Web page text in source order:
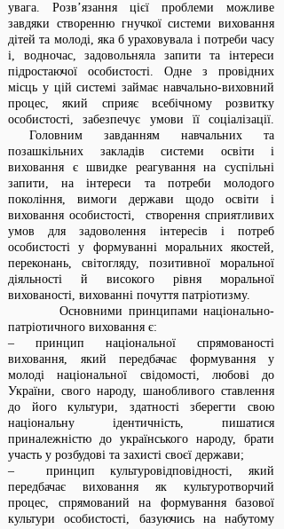
увага. Розв’язання цієї проблеми можливе
завдяки створенню гнучкої системи виховання
дітей та молоді, яка б ураховувала і потреби часу
і, водночас, задовольняла запити та інтереси
підростаючої особистості. Одне з провідних
місць у цій системі займає навчально-виховний
процес, який сприяє всебічному розвитку
особистості, забезпечує умови її соціалізації.
Головним завданням навчальних та
позашкільних закладів системи освіти і
виховання є швидке реагування на суспільні
запити, на інтереси та потреби молодого
покоління, вимоги держави щодо освіти і
виховання особистості, створення сприятливих
умов для задоволення інтересів і потреб
особистості у формуванні моральних якостей,
переконань, світогляду, позитивної моральної
діяльності й високого рівня моральної
вихованості, вихованні почуття патріотизму.
Основними принципами національно-
патріотичного виховання є:
– принцип національної спрямованості
виховання, який передбачає формування у
молоді національної свідомості, любові до
України, свого народу, шанобливого ставлення
до його культури, здатності зберегти свою
національну ідентичність, пишатися
приналежністю до українського народу, брати
участь у розбудові та захисті своєї держави;
– принцип культуровідповідності, який
передбачає виховання як культуротворчий
процес, спрямований на формування базової
культури особистості, базуючись на набутому